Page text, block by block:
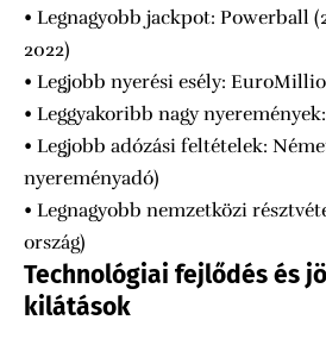
• Legnagyobb jackpot: Powerball
2022)
• Legjobb nyerési esély:
• Leggyakoribb nagy
• Legjobb adózási feltételek:
nyereményadó)
• Legnagyobb nemzetközi
ország)
Technológiai fejlődés és
kilátások